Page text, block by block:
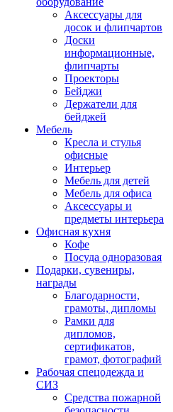
Аксессуары для
досок и флипчартов
Доски
информационные,
флипчарты
Проекторы
Бейджи
Держатели для
бейджей
Мебель
Кресла и стулья
офисные
Интерьер
Мебель для детей
Мебель для офиса
Аксессуары и
предметы интерьера
Офисная кухня
Кофе
Посуда одноразовая
Подарки, сувениры,
награды
Благодарности,
грамоты, дипломы
Рамки для
дипломов,
сертификатов,
грамот, фотографий
Рабочая спецодежда и
СИЗ
Средства пожарной